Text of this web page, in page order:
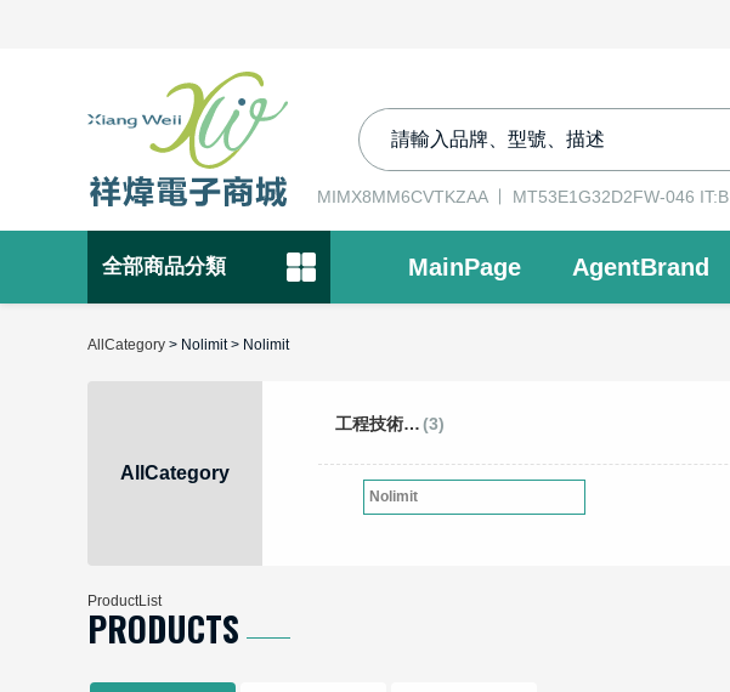
MIMX8MM6CVTKZAA MT53E1G32D2FW-046 IT:B
全部商品分類 MainPage AgentBrand
AllCategory > Nolimit > Nolimit
AllCategory
工程技術開發工具(3)
Nolimit
ProductList
PRODUCTS